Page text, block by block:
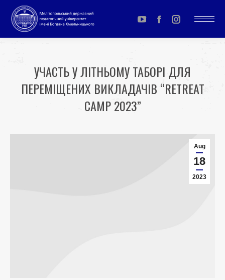
YouTube
page
in
new
Facebook
page
in
new
Instagram
page
in
new
УЧАСТЬ У ЛІТНЬОМУ ТАБОРІ ДЛЯ
ПЕРЕМІЩЕНИХ ВИКЛАДАЧІВ “RETREAT
CAMP 2023”
Aug
18
2023